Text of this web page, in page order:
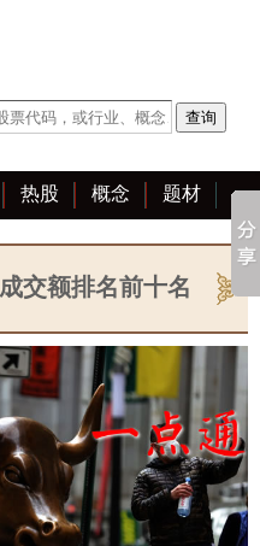
热股 概念 题材
区块链 大全
交额排名前十名